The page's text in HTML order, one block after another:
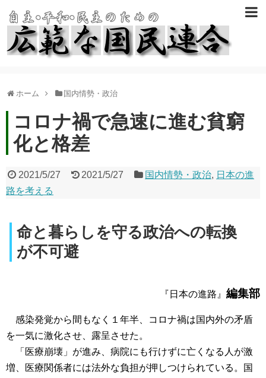
ホーム 国内情勢・政治
コロナ禍で急速に進む貧窮
化と格差
2021/5/27 2021/5/27 国内情勢・政治, 日本の進
路を考える
命と暮らしを守る政治への転換
が不可避
『日本の進路』 編集部
感染発覚から間もなく１年半、コロナ禍は国内外の矛盾
を一気に激化させ、露呈させた。
「医療崩壊」が進み、病院にも行けずに亡くなる人が激
増、医療関係者には法外な負担が押しつけられている。国